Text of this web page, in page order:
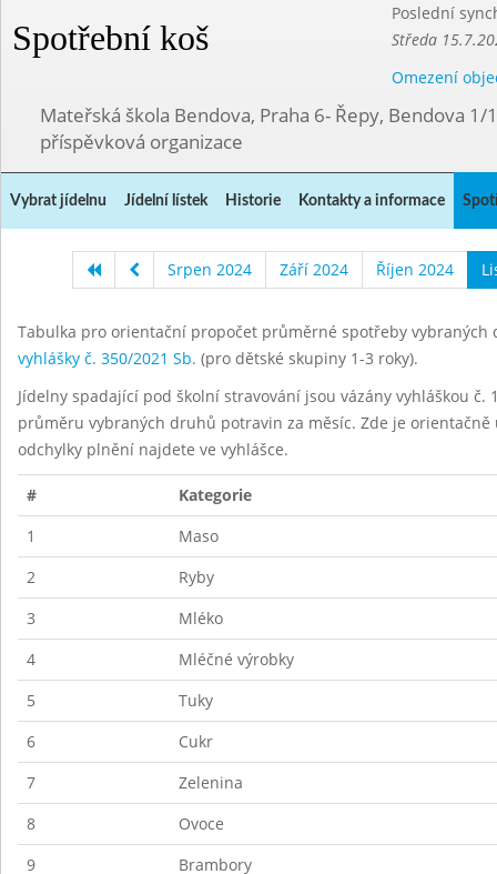
Spotřební koš
Poslední
Středa
Omezení
Mateřská škola Bendova, Praha 6- Řepy, Bendova 1/
příspěvková organizace
Vybrat jídelnu Jídelní lístek Historie Kontakty a informace
Srpen 2024 Září 2024 Říjen 2024
Tabulka pro orientační propočet průměrné spotřeby
vyhlášky č. 350/2021 Sb. (pro dětské skupiny 1-3 roky).
Jídelny spadající pod školní stravování jsou vázány vyhláškou
průměru vybraných druhů potravin za měsíc. Zde je
odchylky plnění najdete ve vyhlášce.
#
Kategorie
1
Maso
2
Ryby
3
Mléko
4
Mléčné výrobky
5
Tuky
6
Cukr
7
Zelenina
8
Ovoce
9
Brambory